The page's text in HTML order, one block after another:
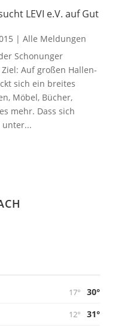
LEVI e.V. auf Gut
| Alle Meldungen
Schonunger
Auf großen Hallen-
sich ein breites
Möbel, Bücher,
mehr. Dass sich
unter...
17°
30°
12°
31°